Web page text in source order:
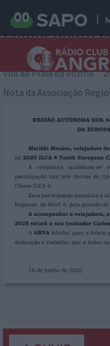
Matilde
Campeonato
Polónia
Vila da Praia da Vitória
Nota da Associação